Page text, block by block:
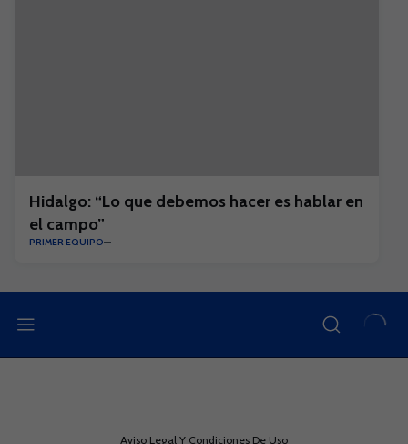
Hidalgo: “Lo que debemos hacer es hablar en
el campo”
PRIMER EQUIPO
Aviso Legal Y Condiciones De Uso